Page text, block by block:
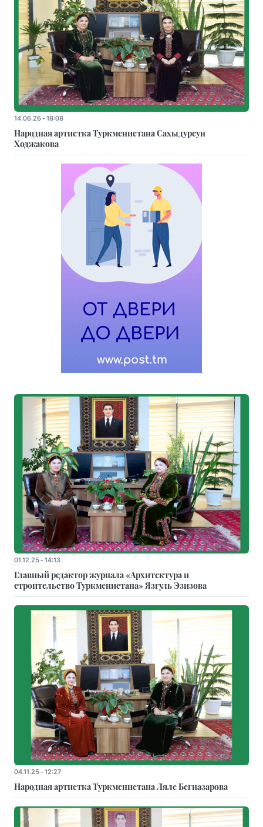
14.06.26 - 18:08
Народная артистка Туркменистана Сахыдурсун
Ходжакова
01.12.25 - 14:13
Главный редактор журнала «Архитектура и
строительство Туркменистана» Язгуль Эзизова
04.11.25 - 12:27
Народная артистка Туркменистана Ляле Бегназарова